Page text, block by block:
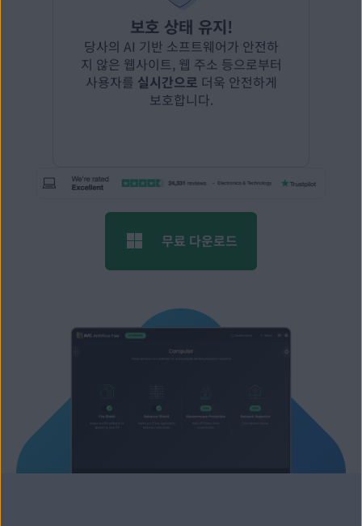
보호 상태 유지!
당사의 AI 기반 소프트웨어가 안전하
지 않은 웹사이트, 웹 주소 등으로부터
사용자를 실시간으로 더욱 안전하게
보호합니다.
무료 다운로드